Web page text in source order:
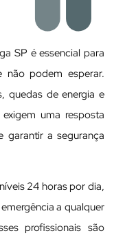
SP é essencial para
não podem esperar.
quedas de energia e
uma resposta
garantir a segurança
24 horas por dia,
a qualquer
profissionais são